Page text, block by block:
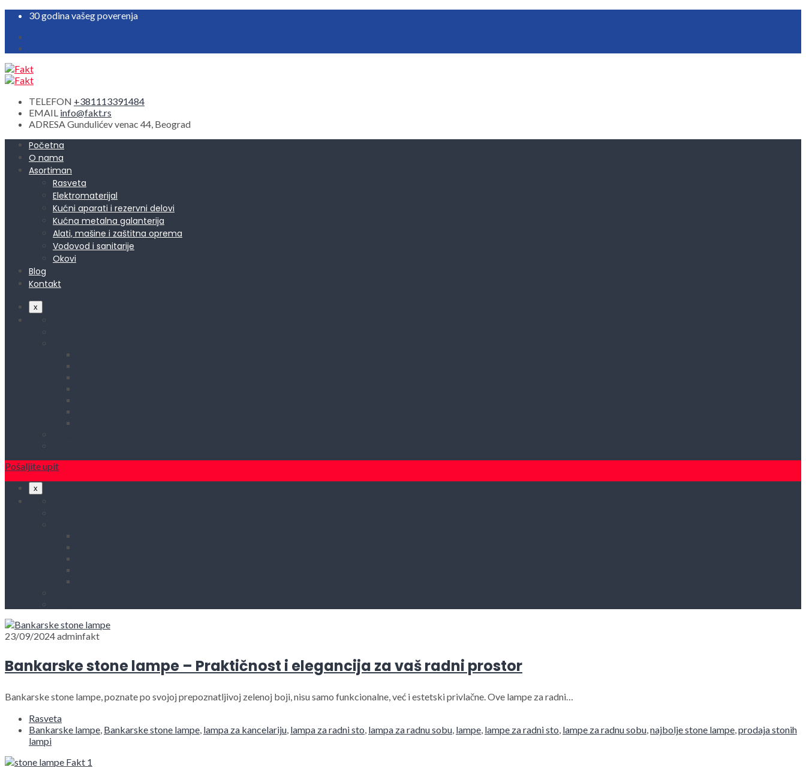
30 godina vašeg poverenja
TELEFON +381113391484
EMAIL info@fakt.rs
ADRESAGundulićev venac 44, Beograd
Početna
O nama
Asortiman
Rasveta
Elektromaterijal
Kućni aparati i rezervni delovi
Kućna metalna galanterija
Alati, mašine i zaštitna oprema
Vodovod i sanitarije
Okovi
Blog
Kontakt
x
Pošaljite upit
x
23/09/2024adminfakt
Bankarske stone lampe – Praktičnost i elegancija za vaš radni prostor
Bankarske stone lampe, poznate po svojoj prepoznatljivoj zelenoj boji, nisu samo funkcionalne, već i estetski privlačne. Ove lampe za radni…
Rasveta
Bankarske lampe, Bankarske stone lampe, lampa za kancelariju, lampa za radni sto, lampa za radnu sobu, lampe, lampe za radni sto, lampe za radnu sobu,najbolje stone lampe,prodaja stonih
lampi